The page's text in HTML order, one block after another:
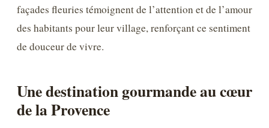
façades fleuries témoignent de l’attention et de l’amour
des habitants pour leur village, renforçant ce sentiment
de douceur de vivre.
Une destination gourmande au cœur
de la Provence